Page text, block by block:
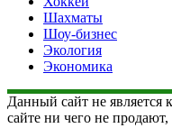
Шахматы
Шоу-бизнес
Экология
Экономика
Данный сайт не является
сайте ни чего не